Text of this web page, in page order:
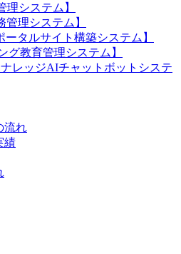
理システム】
理システム】
ータルサイト構築システム】
グ教育管理システム】
レッジAIチャットボットシステ
流れ
績